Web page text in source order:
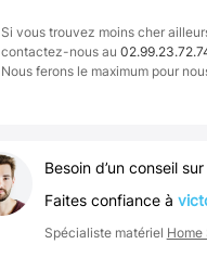
Si vous trouvez moins cher
contactez-nous au
Nous ferons le maximum pour
Besoin d’un conseil
Faites confiance à
Spécialiste matériel Home